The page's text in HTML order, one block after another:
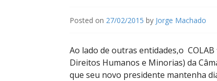
Posted on 27/02/2015 by Jorge Machado
Ao lado de outras entidades,o
Direitos Humanos e Minorias) da
que seu novo presidente mantenha